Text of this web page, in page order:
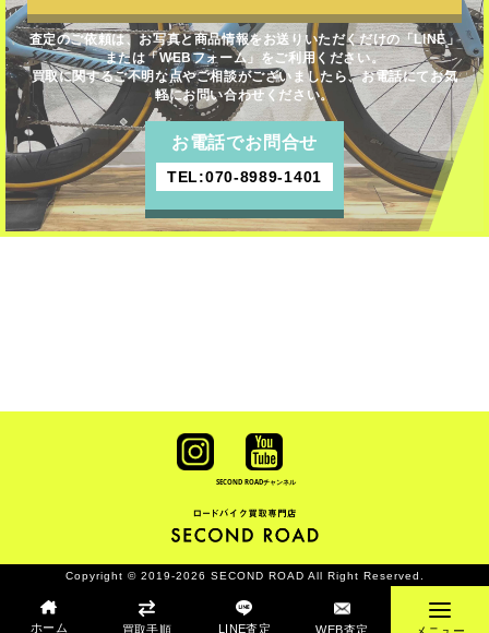
ホーム 買取手順 LINE査定 WEB査定
査定のご依頼は、お写真と商品情報をお送りいただくだけの「LINE」
または「WEBフォーム」をご利用ください。
買取に関するご不明な点やご相談がございましたら、お電話にてお気
軽にお問い合わせください。
お電話でお問合せ
TEL:070-8989-1401
SECOND ROADチャンネル
Copyright © 2019-2026 SECOND ROAD All Right Reserved.